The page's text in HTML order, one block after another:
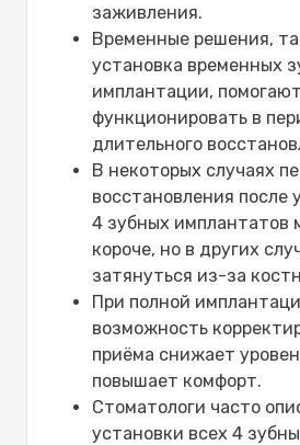
заживления.
Временные решения,
установка временных
имплантации,
функционировать в
длительного
В некоторых случаях
восстановления после
4 зубных имплантатов
короче, но в других
затянуться из-за
При полной
возможность
приёма снижает
повышает комфорт.
Стоматологи часто
установки всех 4